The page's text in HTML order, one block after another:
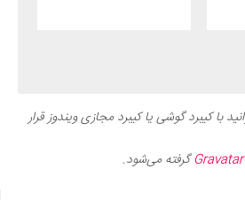
با کیبرد گوشی یا کیبرد مجازی ویندوز قرار
Gravatarگرفته می‌شود.